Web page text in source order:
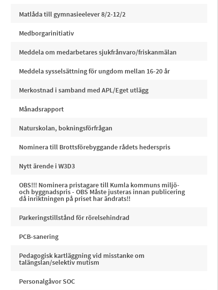
Matlåda till gymnasieelever 8/2-12/2
Medborgarinitiativ
Meddela om medarbetares sjukfrånvaro/friskanmälan
Meddela sysselsättning för ungdom mellan 16-20 år
Merkostnad i samband med APL/Eget utlägg
Månadsrapport
Naturskolan, bokningsförfrågan
Nominera till Brottsförebyggande rådets hederspris
Nytt ärende i W3D3
OBS!!! Nominera pristagare till Kumla kommuns miljö-
och byggnadspris - OBS Måste justeras innan publicering
då inriktningen på priset har ändrats!!
Parkeringstillstånd för rörelsehindrad
PCB-sanering
Pedagogisk kartläggning vid misstanke om
talängslan/selektiv mutism
Personalgåvor SOC